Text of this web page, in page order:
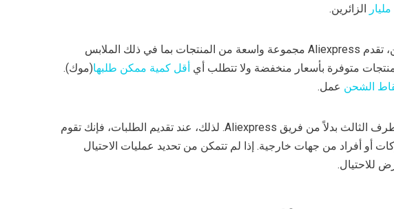
الزائرين.
مع شبكة واسعة من الموردين، تقدم Aliexpress مجموعة واسعة من المنتجات بما في ذلك الملابس
متوفرة بأسعار منخفضة ولا تتطلب أي أقل كمية ممكن طلبها(موك).
الشحن عمل.
في Aliexpress، يبيع بائعو الطرف الثالث بدلاً من فريق Aliexpress. لذلك، عند تقديم الطلبات، فإنك تقوم
أو أفراد من جهات خارجية. إذا لم تتمكن من تحديد عمليات الاحتيال
للاحتيال.